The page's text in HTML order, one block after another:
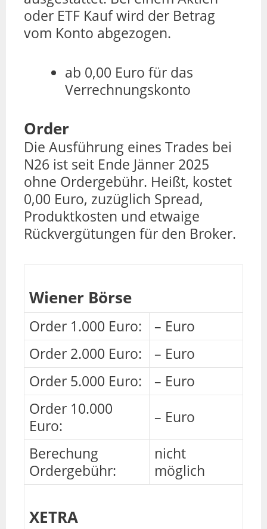
oder ETF Kauf wird der Betrag
vom Konto abgezogen.
ab 0,00 Euro für das
Verrechnungskonto
Order
Die Ausführung eines Trades bei
N26 ist seit Ende Jänner 2025
ohne Ordergebühr. Heißt, kostet
0,00 Euro, zuzüglich Spread,
Produktkosten und etwaige
Rückvergütungen für den Broker.
Wiener Börse
Order 1.000 Euro:
– Euro
Order 2.000 Euro:
– Euro
Order 5.000 Euro:
– Euro
Order 10.000
Euro:
– Euro
Berechung
Ordergebühr:
nicht
möglich
XETRA